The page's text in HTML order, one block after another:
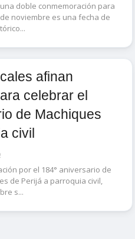
doble conmemoración para
noviembre es una fecha de
afinan
celebrar el
de Machiques
civil
por el 184° aniversario de
de Perijá a parroquia civil,
s...